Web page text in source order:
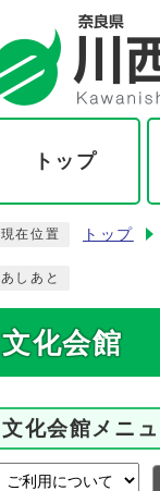
トップ
現在位置 トップ
あしあと
文化会館
文化会館メニ